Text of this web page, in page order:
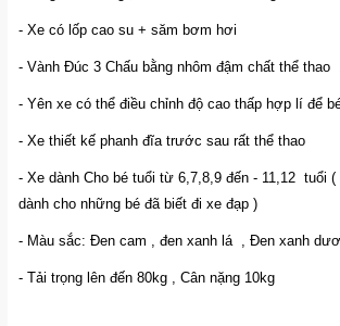
- Xe có lốp cao su + săm bơm hơi
- Vành Đúc 3 Chấu bằng nhôm đậm chất thể thao .
- Yên xe có thể điều chỉnh độ cao thấp hợp lí để
- Xe thiết kế phanh đĩa trước sau rất thể thao
- Xe dành Cho bé tuổi từ 6,7,8,9 đến - 11,12 tuổi
dành cho những bé đã biết đi xe đạp )
- Màu sắc: Đen cam , đen xanh lá , Đen xanh
- Tải trọng lên đến 80kg , Cân nặng 10kg